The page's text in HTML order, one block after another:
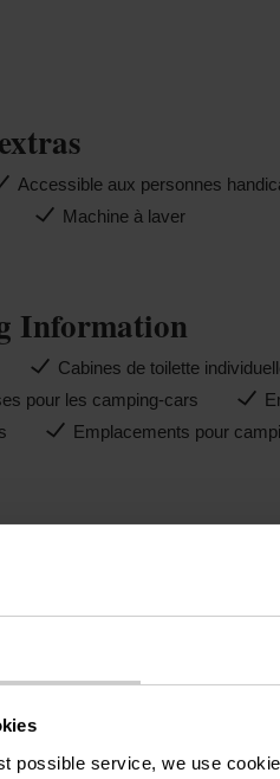
possible service, we use
Accessible aux personnes
Machine à laver
Information
Cabines de toilette
pour les camping-cars
Emplacements pour